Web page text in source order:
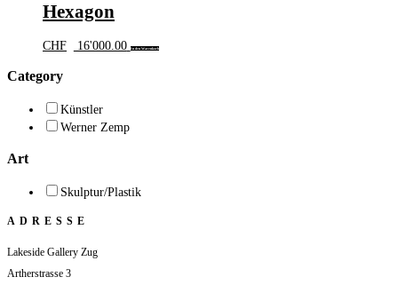
Hexagon
CHF 16'000.00 In den Warenkorb
Category
Künstler
Werner Zemp
Art
Skulptur/Plastik
ADRESSE
Lakeside Gallery Zug
Artherstrasse 3